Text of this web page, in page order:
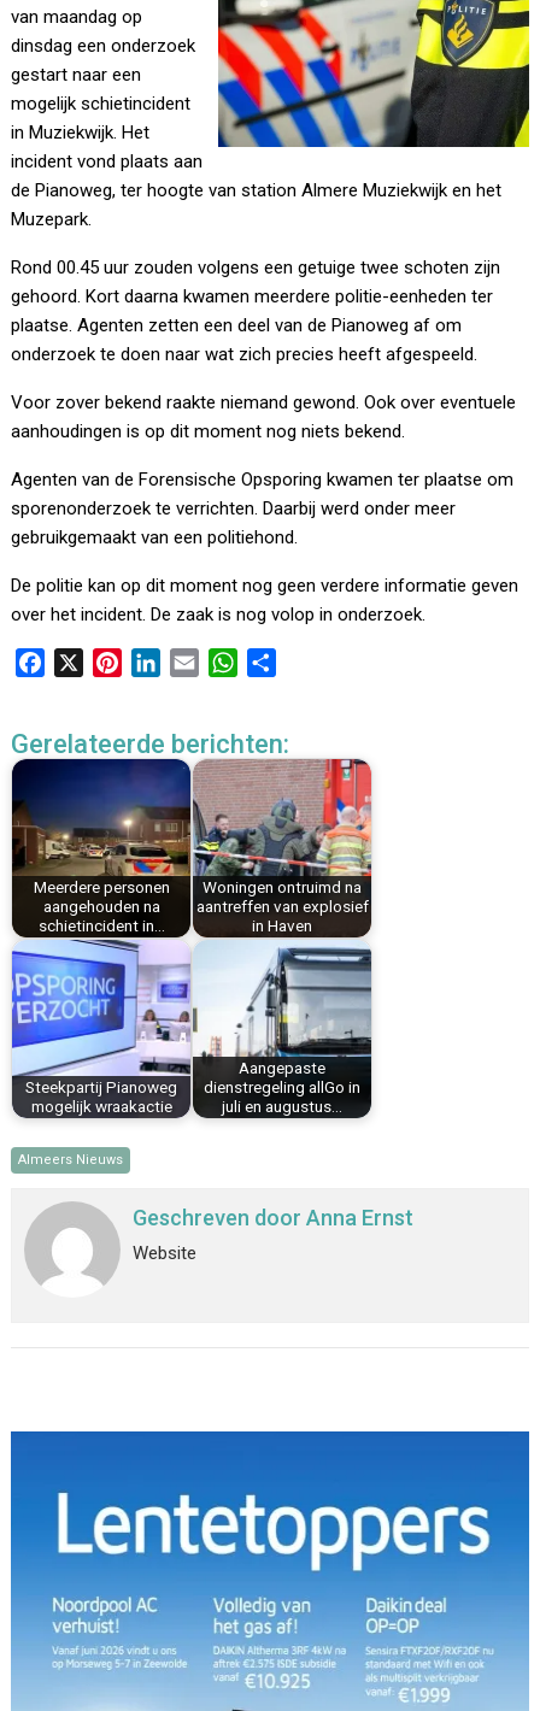
van maandag op
dinsdag een onderzoek
gestart naar een
mogelijk schietincident
in Muziekwijk. Het
incident vond plaats aan
de Pianoweg, ter hoogte van station Almere Muziekwijk en het
Muzepark.
Rond 00.45 uur zouden volgens een getuige twee schoten zijn
gehoord. Kort daarna kwamen meerdere politie-eenheden ter
plaatse. Agenten zetten een deel van de Pianoweg af om
onderzoek te doen naar wat zich precies heeft afgespeeld.
Voor zover bekend raakte niemand gewond. Ook over eventuele
aanhoudingen is op dit moment nog niets bekend.
Agenten van de Forensische Opsporing kwamen ter plaatse om
sporenonderzoek te verrichten. Daarbij werd onder meer
gebruikgemaakt van een politiehond.
De politie kan op dit moment nog geen verdere informatie geven
over het incident. De zaak is nog volop in onderzoek.
e
o
k
t
e
r
e
s
t
k
e
d
I
n
i
l
W
t
s
A
p
p
e
n
Gerelateerde berichten:
Meerdere personen
aangehouden na
schietincident in…
Woningen ontruimd na
aantreffen van explosief
in Haven
Steekpartij Pianoweg
mogelijk wraakactie
Aangepaste
dienstregeling allGo in
juli en augustus…
Almeers Nieuws
Geschreven doorAnna Ernst
Website